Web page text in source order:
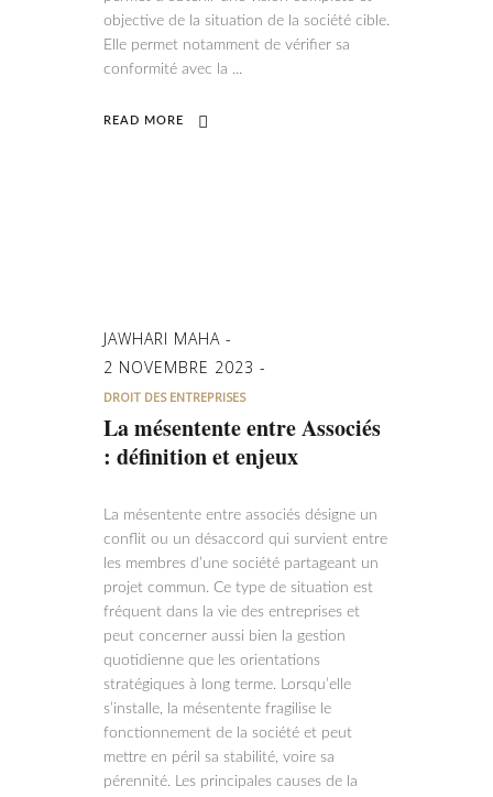
objective de la situation de la société cible.
Elle permet notamment de vérifier sa
conformité avec la
READ MORE
JAWHARI MAHA
2 NOVEMBRE 2023
DROIT DES ENTREPRISES
La mésentente entre Associés
: définition et enjeux
La mésentente entre associés désigne un
conflit ou un désaccord qui survient entre
les membres d’une société partageant un
projet commun. Ce type de situation est
fréquent dans la vie des entreprises et
peut concerner aussi bien la gestion
quotidienne que les orientations
stratégiques à long terme. Lorsqu’elle
s’installe, la mésentente fragilise le
fonctionnement de la société et peut
mettre en péril sa stabilité, voire sa
pérennité. Les principales causes de la